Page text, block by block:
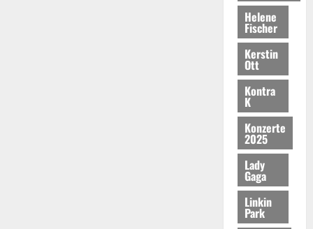
Helene
Fischer
Kerstin
Ott
Kontra
K
Konzerte
2025
Lady
Gaga
Linkin
Park